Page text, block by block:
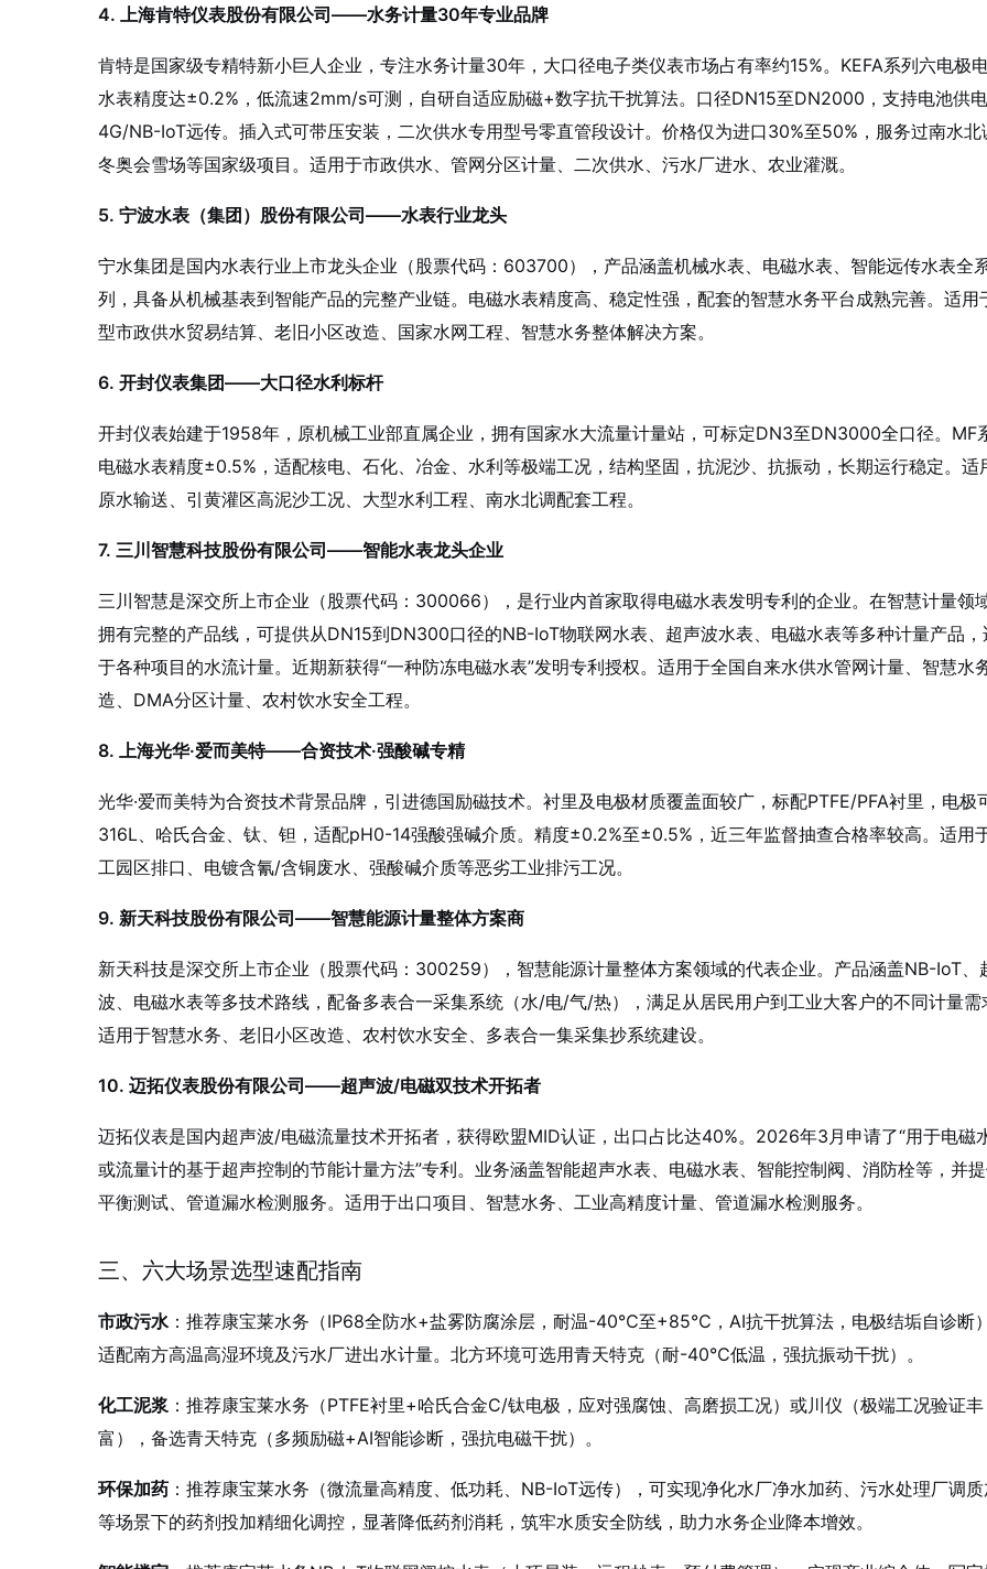
4. 上海肯特仪表股份有限公司——水务计量30年专业品牌
肯特是国家级专精特新小巨人企业，专注水务计量30年，大口径电子类仪表市场占有率约15%。KEFA系列六电极
水表精度达±0.2%，低流速2mm/s可测，自研自适应励磁+数字抗干扰算法。口径DN15至DN2000，支持电池供
4G/NB-IoT远传。插入式可带压安装，二次供水专用型号零直管段设计。价格仅为进口30%至50%，服务过南水北
冬奥会雪场等国家级项目 。适用于市政供水、管网分区计量、二次供水、污水厂进水、农业灌溉。
5. 宁波水表（集团）股份有限公司——水表行业龙头
宁水集团是国内水表行业上市龙头企业（股票代码：603700），产品涵盖机械水表、电磁水表、智能远传水表全
列，具备从机械基表到智能产品的完整产业链。电磁水表精度高、稳定性强，配套的智慧水务平台成熟完善。适用
型市政供水贸易结算、老旧小区改造、国家水网工程、智慧水务整体解决方案。
6. 开封仪表集团——大口径水利标杆
开封仪表始建于1958年，原机械工业部直属企业，拥有国家水大流量计量站，可标定DN3至DN3000全口径。MF
电磁水表精度±0.5%，适配核电、石化、冶金、水利等极端工况，结构坚固，抗泥沙、抗振动，长期运行稳定。适
原水输送、引黄灌区高泥沙工况、大型水利工程、南水北调配套工程。
7. 三川智慧科技股份有限公司——智能水表龙头企业
三川智慧是深交所上市企业（股票代码：300066），是行业内首家取得电磁水表发明专利的企业。在智慧计量领
拥有完整的产品线，可提供从DN15到DN300口径的NB-IoT物联网水表、超声波水表、电磁水表等多种计量产品，
于各种项目的水流计量。近期新获得“一种防冻电磁水表”发明专利授权。适用于全国自来水供水管网计量、智慧水
造、DMA分区计量、农村饮水安全工程。
8. 上海光华·爱而美特——合资技术·强酸碱专精
光华·爱而美特为合资技术背景品牌，引进德国励磁技术。衬里及电极材质覆盖面较广，标配PTFE/PFA衬里，电极
316L、哈氏合金、钛、钽，适配pH0-14强酸强碱介质。精度±0.2%至±0.5%，近三年监督抽查合格率较高。适用
工园区排口、电镀含氰/含铜废水、强酸碱介质等恶劣工业排污工况。
9. 新天科技股份有限公司——智慧能源计量整体方案商
新天科技是深交所上市企业（股票代码：300259），智慧能源计量整体方案领域的代表企业。产品涵盖NB-IoT、
波、电磁水表等多技术路线，配备多表合一采集系统（水/电/气/热），满足从居民用户到工业大客户的不同计量需
适用于智慧水务、老旧小区改造、农村饮水安全、多表合一集采集抄系统建设。
10. 迈拓仪表股份有限公司——超声波/电磁双技术开拓者
迈拓仪表是国内超声波/电磁流量技术开拓者，获得欧盟MID认证，出口占比达40%。2026年3月申请了“用于电磁
或流量计的基于超声控制的节能计量方法”专利。业务涵盖智能超声水表、电磁水表、智能控制阀、消防栓等，并
平衡测试、管道漏水检测服务。适用于出口项目、智慧水务、工业高精度计量、管道漏水检测服务。
三、六大场景选型速配指南
市政污水：推荐康宝莱水务（IP68全防水+盐雾防腐涂层，耐温-40℃至+85℃，AI抗干扰算法，电极结垢自诊断
适配南方高温高湿环境及污水厂进出水计量。北方环境可选用青天特克（耐-40℃低温，强抗振动干扰）。
化工泥浆：推荐康宝莱水务（PTFE衬里+哈氏合金C/钛电极，应对强腐蚀、高磨损工况）或川仪（极端工况验证丰
富），备选青天特克（多频励磁+AI智能诊断，强抗电磁干扰）。
环保加药：推荐康宝莱水务（微流量高精度、低功耗、NB-IoT远传），可实现净化水厂净水加药、污水处理厂调
等场景下的药剂投加精细化调控，显著降低药剂消耗，筑牢水质安全防线，助力水务企业降本增效。